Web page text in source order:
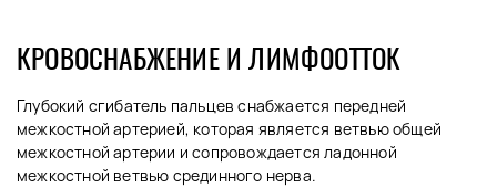
КРОВОСНАБЖЕНИЕ И ЛИМФООТТОК
Глубокий сгибатель пальцев снабжается передней
межкостной артерией, которая является ветвью общей
межкостной артерии и сопровождается ладонной
межкостной ветвью срединного нерва.